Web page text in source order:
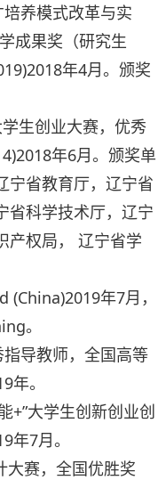
养模式改革与实
成果奖（研究生
年4月。颁奖
生创业大赛，优秀
年6月。颁奖单
宁省教育厅，辽宁省
省科学技术厅，辽宁
产权局， 辽宁省学
年7月，
。
导教师，全国高等
年。
+”大学生创新创业创
年7月。
大赛，全国优胜奖